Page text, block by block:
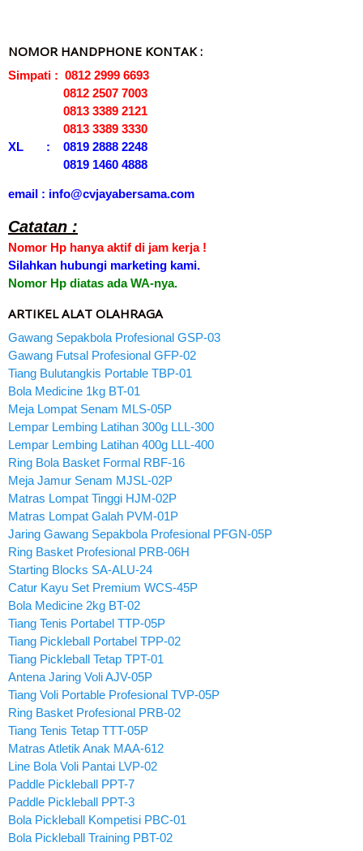
NOMOR HANDPHONE KONTAK :
Simpati : 0812 2999 6693
0812 2507 7003
0813 3389 2121
0813 3389 3330
XL : 0819 2888 2248
0819 1460 4888
email : info@cvjayabersama.com
Catatan :
Nomor Hp hanya aktif di jam kerja !
Silahkan hubungi marketing kami.
Nomor Hp diatas ada WA-nya.
ARTIKEL ALAT OLAHRAGA
Gawang Sepakbola Profesional GSP-03
Gawang Futsal Profesional GFP-02
Tiang Bulutangkis Portable TBP-01
Bola Medicine 1kg BT-01
Meja Lompat Senam MLS-05P
Lempar Lembing Latihan 300g LLL-300
Lempar Lembing Latihan 400g LLL-400
Ring Bola Basket Formal RBF-16
Meja Jamur Senam MJSL-02P
Matras Lompat Tinggi HJM-02P
Matras Lompat Galah PVM-01P
Jaring Gawang Sepakbola Profesional PFGN-05P
Ring Basket Profesional PRB-06H
Starting Blocks SA-ALU-24
Catur Kayu Set Premium WCS-45P
Bola Medicine 2kg BT-02
Tiang Tenis Portabel TTP-05P
Tiang Pickleball Portabel TPP-02
Tiang Pickleball Tetap TPT-01
Antena Jaring Voli AJV-05P
Tiang Voli Portable Profesional TVP-05P
Ring Basket Profesional PRB-02
Tiang Tenis Tetap TTT-05P
Matras Atletik Anak MAA-612
Line Bola Voli Pantai LVP-02
Paddle Pickleball PPT-7
Paddle Pickleball PPT-3
Bola Pickleball Kompetisi PBC-01
Bola Pickleball Training PBT-02